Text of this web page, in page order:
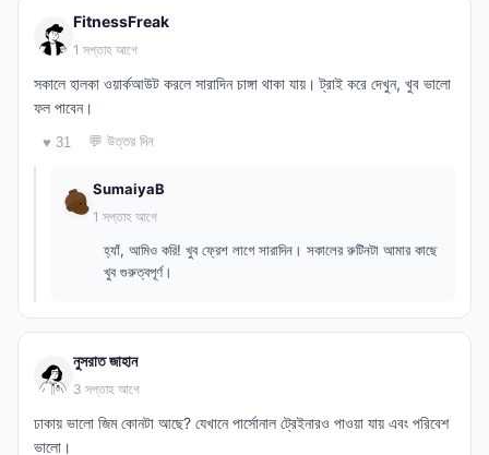
FitnessFreak
1 সপ্তাহ আগে
সকালে হালকা ওয়ার্কআউট করলে সারাদিন চাঙ্গা থাকা যায়। ট্রাই করে দেখুন, খুব ভালো
ফল পাবেন।
♥ 31 💬 উত্তর দিন
SumaiyaB
1 সপ্তাহ আগে
হ্যাঁ, আমিও করি! খুব ফ্রেশ লাগে সারাদিন। সকালের রুটিনটা আমার কাছে
খুব গুরুত্বপূর্ণ।
নুসরাত জাহান
3 সপ্তাহ আগে
ঢাকায় ভালো জিম কোনটা আছে? যেখানে পার্সোনাল ট্রেইনারও পাওয়া যায় এবং পরিবেশ
ভালো।